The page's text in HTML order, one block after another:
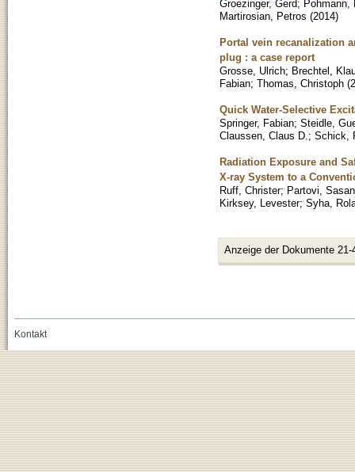
Groezinger, Gerd; Pohmann,
Martirosian, Petros (2014)
Portal vein recanalization
plug : a case report
Grosse, Ulrich; Brechtel,
Fabian; Thomas, Christoph (
Quick Water-Selective
Springer, Fabian; Steidle,
Claussen, Claus D. ; Schick,
Radiation Exposure and
X-ray System to a
Ruff, Christer; Partovi, Sasan
Kirksey, Levester; Syha,
Anzeige der Dokumente 21-
Kontakt